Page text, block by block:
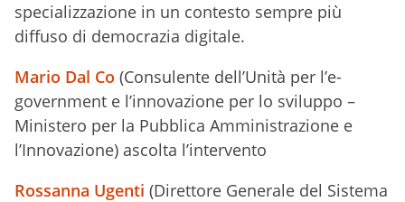
specializzazione in un contesto sempre più
diffuso di democrazia digitale.
Mario Dal Co (Consulente dell’Unità per l’e-
government e l’innovazione per lo sviluppo –
Ministero per la Pubblica Amministrazione e
l’Innovazione) ascolta l’intervento
Rossanna Ugenti (Direttore Generale del Sistema